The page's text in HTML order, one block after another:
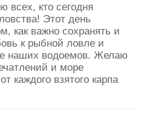
всех, кто сегодня
Этот день
как важно сохранять и
к рыбной ловле и
наших водоемов. Желаю
и море
каждого взятого карпа